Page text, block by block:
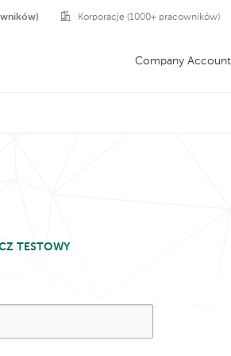
Korporacje (1000+ pracowników)
Company Account
TESTOWY